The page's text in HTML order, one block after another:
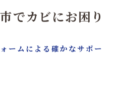
でカビにお困り
ームによる確かなサポー